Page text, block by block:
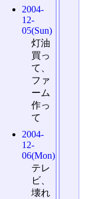
2004-
12-
05(Sun)
灯油
買っ
て、
ファ
ーム
作っ
て
2004-
12-
06(Mon)
テレ
ビ、
壊れ